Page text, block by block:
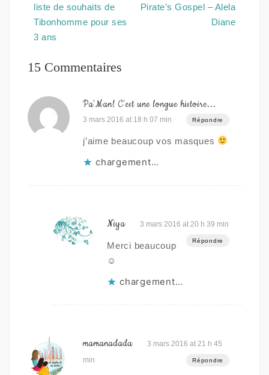
de
l’article
liste de souhaits de
Tibonhomme pour ses
3 ans
Pirate’s Gospel – Alela
Diane
15 Commentaires
Pa'Man! C'est une longue histoire...
3 mars 2016 at 18 h 07 min Répondre
j’aime beaucoup vos masques
chargement…
Niya 3 mars 2016 at 20 h 39 min
Répondre
Merci beaucoup
☺
chargement…
mamanadada
3 mars 2016 at 21 h 45
min
Répondre